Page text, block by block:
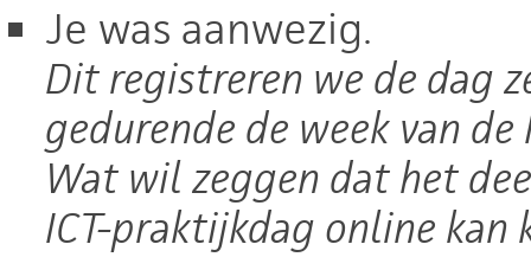
Je was aanwezig.
Dit registreren we de dag
gedurende de week van
Wat wil zeggen dat het
ICT-praktijkdag online kan